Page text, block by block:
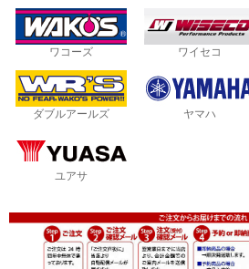
ワコーズ ワイセコ
ダブルアールズ ヤマハ
ユアサ